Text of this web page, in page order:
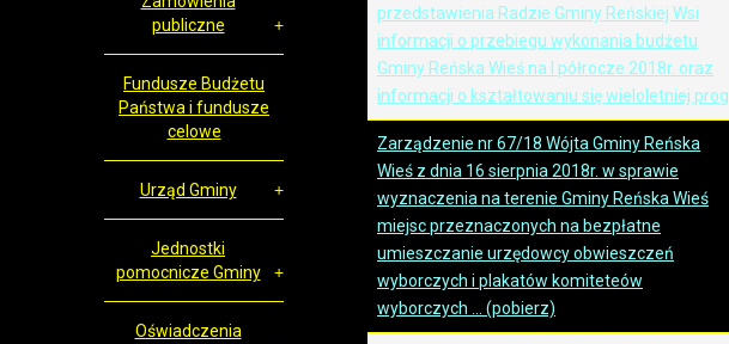
przedstawienia Radzie Gminy Reńskiej Wsi
informacji o przebiegu wykonania budżetu
Gminy Reńska Wieś na I półrocze 2018r. oraz
informacji o kształtowaniu się wieloletniej prog
Zarządzenie nr 67/18 Wójta Gminy Reńska
Wieś z dnia 16 sierpnia 2018r. w sprawie
wyznaczenia na terenie Gminy Reńska Wieś
miejsc przeznaczonych na bezpłatne
umieszczanie urzędowcy obwieszczeń
wyborczych i plakatów komiteteów
wyborczych ... (pobierz)
publiczne
Fundusze Budżetu
Państwa i fundusze
celowe
Urząd Gminy
Jednostki
pomocnicze Gminy
Oświadczenia